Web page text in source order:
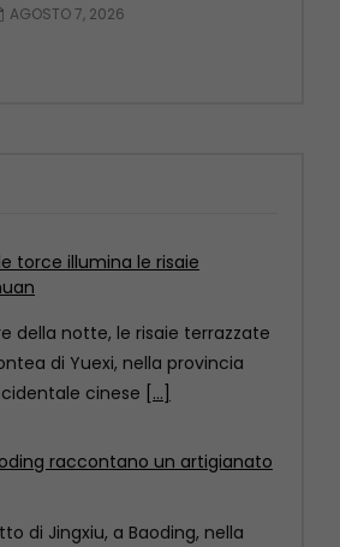
AGOSTO 7, 2026
raccontano un artigianato
di Jingxiu, a Baoding, nella
settentrionale cinese dello
visite museali
nella vita quotidiana con il
della 18esima Giornata